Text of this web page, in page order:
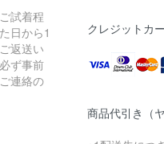
試着程
日から1
返送い
ず事前
連絡の
クレジットカ
商品代引き（